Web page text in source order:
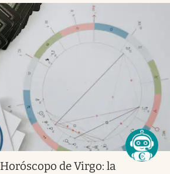
Horóscopo de Virgo: la